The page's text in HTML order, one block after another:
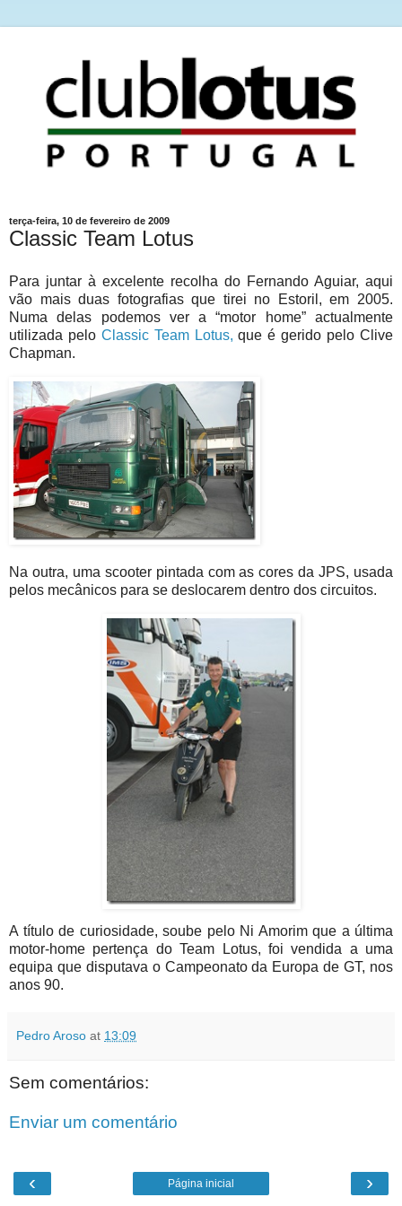
terça-feira, 10 de fevereiro de 2009
Classic Team Lotus
Para juntar à excelente recolha do Fernando Aguiar, aqui
vão mais duas fotografias que tirei no Estoril, em 2005.
Numa delas podemos ver a “motor home” actualmente
utilizada pelo Classic Team Lotus, que é gerido pelo Clive
Chapman.
Na outra, uma scooter pintada com as cores da JPS, usada
pelos mecânicos para se deslocarem dentro dos circuitos.
A título de curiosidade, soube pelo Ni Amorim que a última
motor-home pertença do Team Lotus, foi vendida a uma
equipa que disputava o Campeonato da Europa de GT, nos
anos 90.
Pedro Aroso at 13:09
Sem comentários:
Enviar um comentário
‹ ›
Página inicial